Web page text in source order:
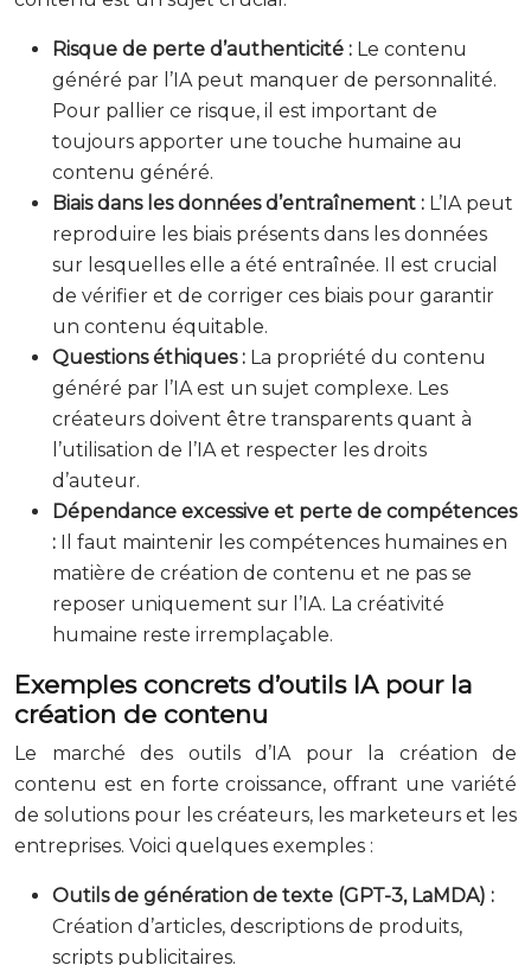
Risque de perte d’authenticité : Le contenu
généré par l’IA peut manquer de personnalité.
Pour pallier ce risque, il est important de
toujours apporter une touche humaine au
contenu généré.
Biais dans les données d’entraînement : L’IA peut
reproduire les biais présents dans les données
sur lesquelles elle a été entraînée. Il est crucial
de vérifier et de corriger ces biais pour garantir
un contenu équitable.
Questions éthiques : La propriété du contenu
généré par l’IA est un sujet complexe. Les
créateurs doivent être transparents quant à
l’utilisation de l’IA et respecter les droits
d’auteur.
Dépendance excessive et perte de compétences
: Il faut maintenir les compétences humaines en
matière de création de contenu et ne pas se
reposer uniquement sur l’IA. La créativité
humaine reste irremplaçable.
Exemples concrets d’outils IA pour la
création de contenu
Le marché des outils d’IA pour la création de
contenu est en forte croissance, offrant une variété
de solutions pour les créateurs, les marketeurs et les
entreprises. Voici quelques exemples :
Outils de génération de texte (GPT-3, LaMDA) :
Création d’articles, descriptions de produits,
scripts publicitaires.